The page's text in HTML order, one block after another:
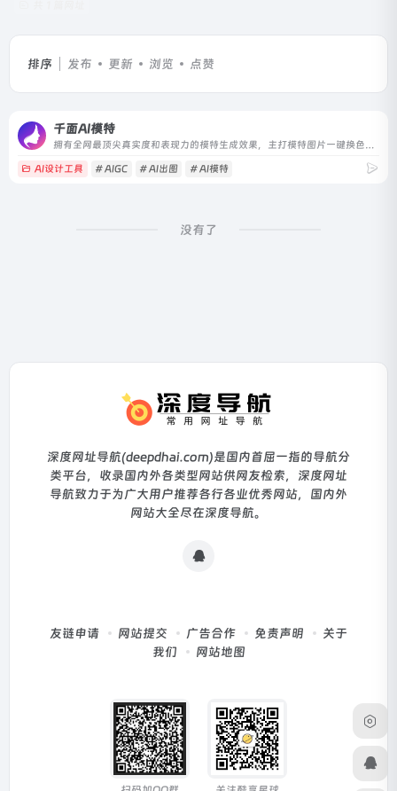
排序 发布 更新 浏览 点赞
千面AI模特
拥有全网最顶尖真实度和表现力的模特生成效果，主打模特图片一键换色、换脸、换景。用AIGC帮助服装电商降低拍摄成本、提升商品展示图制作效率。
AI设计工具 # AIGC # AI出图 # AI模特
没有了
深度网址导航(deepdhai.com)是国内首屈一指的导航分
类平台，收录国内外各类型网站供网友检索，深度网址
导航致力于为广大用户推荐各行各业优秀网站，国内外
网站大全尽在深度导航。
友链申请 网站提交 广告合作 免责声明
关于
我们
网站地图